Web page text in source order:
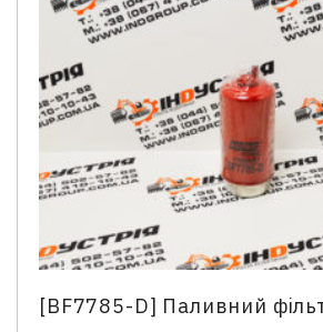
[BF7785-D] Паливний
Зв'язатися з
Відділ продажу
Телефон*
Email